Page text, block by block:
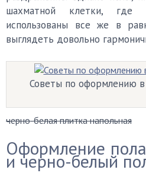
шахматной клетки,
использованы все же в
выглядеть довольно
Советы по оформлению
черно-белая плитка напольная
Оформление
и черно-белый